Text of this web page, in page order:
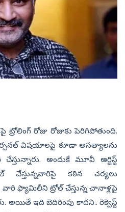
రోజు రోజుకు పెరిగిపోతుంది.
విషయాలపై కూడా అసత్యాలను
అందుకే మూవీ ఆర్టిస్ట్‌
కఠిన చర్యలు
వారి ఫ్యామిలీని ట్రోల్‌ చేస్తున్న చానాళ్లపై
అయితే ఇది బెదిరింపు కాదని.. రెక్వెస్ట్‌